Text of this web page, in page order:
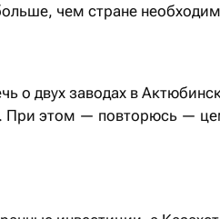
чем стране
о двух заводах в
При этом — повторюсь —